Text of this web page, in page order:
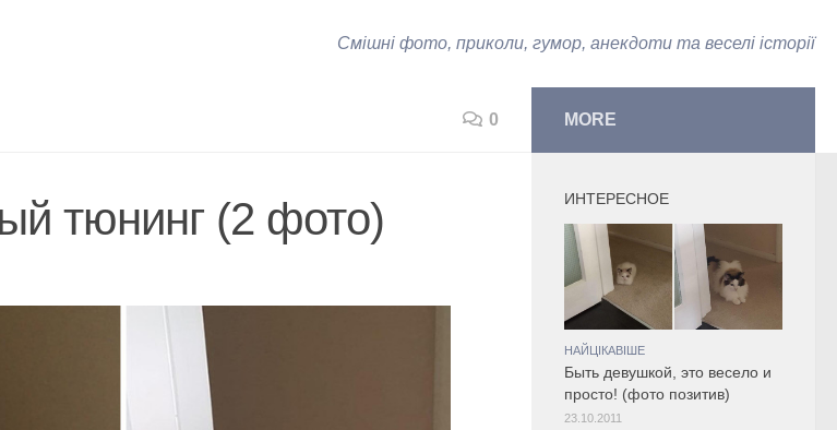
Смішні фото, приколи, гумор, анекдоти та веселі історії
0
тюнинг (2 фото)
MORE
ИНТЕРЕСНОЕ
НАЙЦІКАВІШЕ
Быть девушкой, это весело и
просто! (фото позитив)
23.10.2011